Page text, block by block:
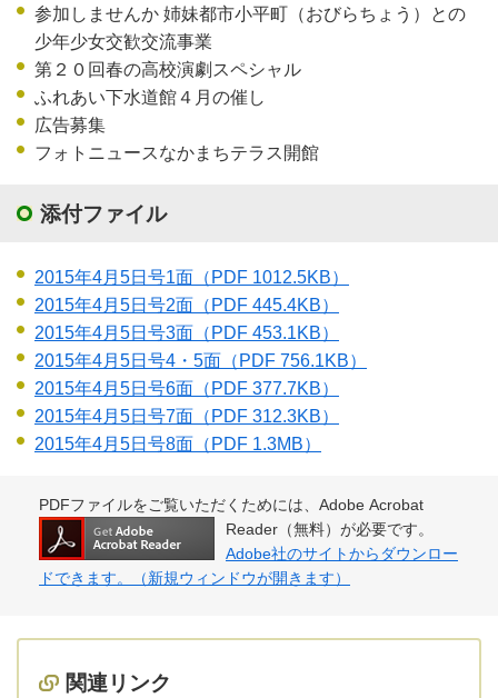
参加しませんか 姉妹都市小平町（おびらちょう）との
少年少女交歓交流事業
第２０回春の高校演劇スペシャル
ふれあい下水道館４月の催し
広告募集
フォトニュースなかまちテラス開館
添付ファイル
2015年4月5日号1面 （PDF 1012.5KB）
2015年4月5日号2面 （PDF 445.4KB）
2015年4月5日号3面 （PDF 453.1KB）
2015年4月5日号4・5面 （PDF 756.1KB）
2015年4月5日号6面 （PDF 377.7KB）
2015年4月5日号7面 （PDF 312.3KB）
2015年4月5日号8面 （PDF 1.3MB）
PDFファイルをご覧いただくためには、Adobe Acrobat
Reader（無料）が必要です。
Adobe社のサイトからダウンロー
ドできます。（新規ウィンドウが開きます）
関連リンク